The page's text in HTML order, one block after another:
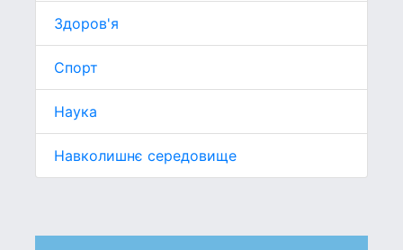
Здоров'я
Спорт
Наука
Навколишнє середовище